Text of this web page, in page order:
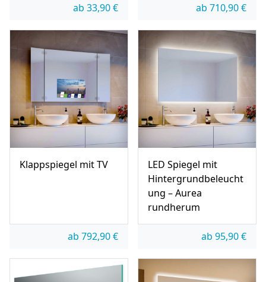
ab 33,90€ ab 710,90€
Klappspiegel mit TV
ab 792,90€
LED Spiegel mit
Hintergrundbeleucht
ung – Aurea
rundherum
ab 95,90€